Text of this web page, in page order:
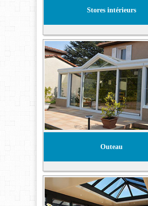
Stores intérieurs
Outeau